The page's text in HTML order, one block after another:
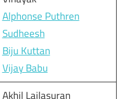
Alphonse Puthren
Sudheesh
Biju Kuttan
Vijay Babu
Akhil Lailasuran